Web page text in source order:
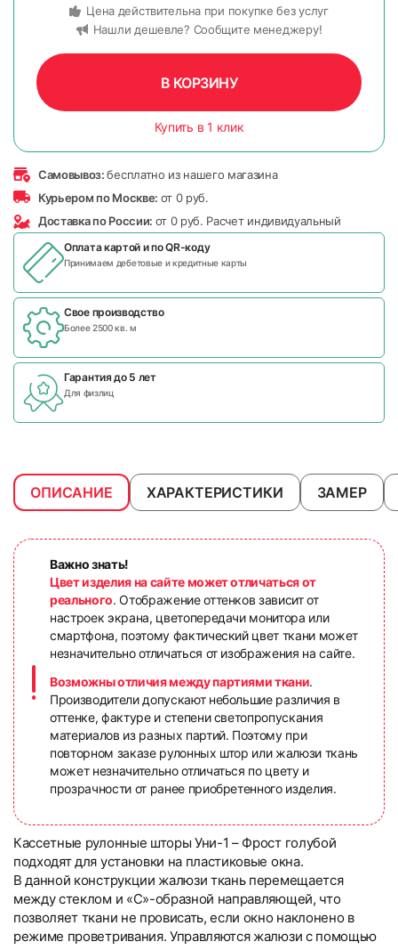
Цена действительна при покупке без услуг
Нашли дешевле? Сообщите менеджеру!
В КОРЗИНУ
Купить в 1 клик
Самовывоз:бесплатно из нашего магазина
Курьером по Москве: от 0 руб.
Доставка по России: от 0 руб. Расчет индивидуальный
Оплата картой и поQR-коду
Принимаем дебетовые и кредитные карты
Свое производство
Более 2500 кв. м
Гарантия до 5 лет
Для физлиц
ОПИСАНИЕ ХАРАКТЕРИСТИКИ ЗАМЕР
Важно знать!
Цвет изделия на сайте может отличаться от
реального. Отображение оттенков зависит от
настроек экрана, цветопередачи монитора или
смартфона, поэтому фактический цвет ткани может
незначительно отличаться от изображения на сайте.
Возможны отличия между партиями ткани.
Производители допускают небольшие различия в
оттенке, фактуре и степени светопропускания
материалов из разных партий. Поэтому при
повторном заказе рулонных штор или жалюзи ткань
может незначительно отличаться по цвету и
прозрачности от ранее приобретенного изделия.
Кассетные рулонные шторы Уни-1 – Фрост голубой
подходят для установки на пластиковые окна.
В данной конструкции жалюзи ткань перемещается
между стеклом и «С»-образной направляющей, что
позволяет ткани не провисать, если окно наклонено в
режиме проветривания. Управляются жалюзи с помощью